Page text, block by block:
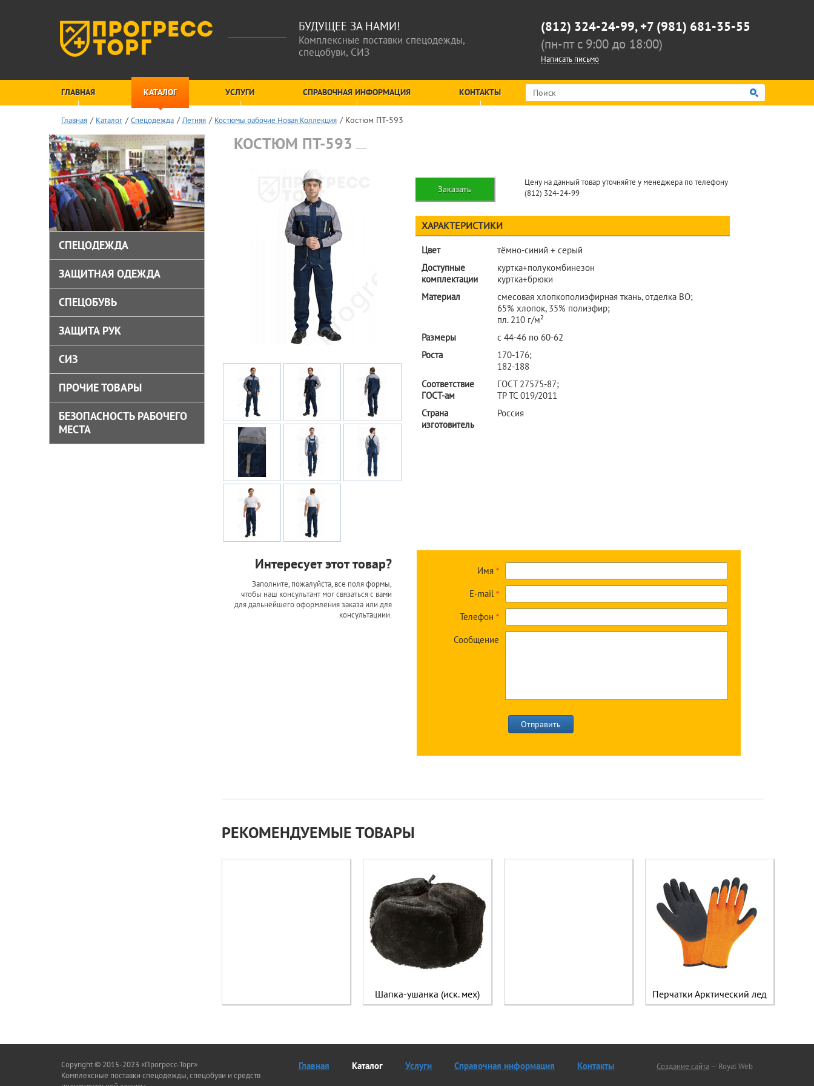
БУДУЩЕЕ ЗА НАМИ!
Комплексные поставки спецодежды,
спецобуви, СИЗ
(812) 324-24-99,+7 (981) 681-35-55
(пн-пт c 9:00 до 18:00)
Написать письмо
ГЛАВНАЯ КАТАЛОГ УСЛУГИ СПРАВОЧНАЯ ИНФОРМАЦИЯ КОНТАКТЫ
Главная Каталог Спецодежда Летняя Костюмы рабочие Новая Коллекция Костюм ПТ-593
СПЕЦОДЕЖДА
ЗАЩИТНАЯ ОДЕЖДА
СПЕЦОБУВЬ
ЗАЩИТА РУК
СИЗ
ПРОЧИЕ ТОВАРЫ
БЕЗОПАСНОСТЬ РАБОЧЕГО
МЕСТА
КОСТЮМ ПТ-593
Заказать
Цену на данный товар уточняйте у менеджера по телефону
(812) 324-24-99
ХАРАКТЕРИСТИКИ
Цвет
тёмно-синий + серый
Доступные
комплектации
куртка+полукомбинезон
куртка+брюки
Материал
смесовая хлопкополиэфирная ткань, отделка ВО;
65% хлопок, 35% полиэфир;
пл. 210 г/м²
Размеры
с 44-46 по 60-62
Роста
170-176;
182-188
Соответствие
ГОСТ-ам
ГОСТ 27575-87;
ТР ТС 019/2011
Страна
изготовитель
Россия
Интересует этот товар?
Заполните, пожалуйста, все поля формы,
чтобы наш консультант мог связаться с вами
для дальнейшего оформления заказа или для
консультациии.
Имя *
E-mail*
Телефон *
Сообщение
РЕКОМЕНДУЕМЫЕ ТОВАРЫ
Шапка-ушанка (иск. мех) Перчатки Арктический лед
Copyright © 2015-2023 «Прогресс-Торг»
Комплексные поставки спецодежды, спецобуви и средств
Главная Каталог Услуги Справочная информация Контакты Создание сайта— Royal Web